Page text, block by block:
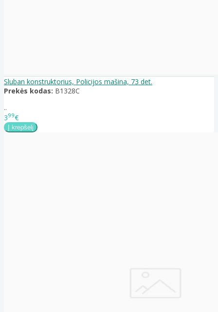
Sluban konstruktorius, Policijos mašina, 73 det.
Prekės kodas: B1328C
..
399€